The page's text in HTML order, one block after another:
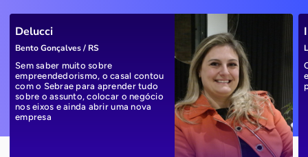
Delucci
Bento Gonçalves / RS
Sem saber muito sobre
empreendedorismo, o casal contou
com o Sebrae para aprender tudo
sobre o assunto, colocar o negócio
nos eixos e ainda abrir uma nova
empresa